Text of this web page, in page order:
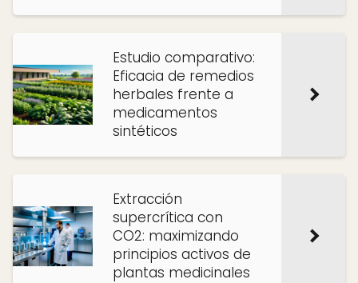
Estudio comparativo:
Eficacia de remedios
herbales frente a
medicamentos
sintéticos
Extracción
supercrítica con
CO2: maximizando
principios activos de
plantas medicinales